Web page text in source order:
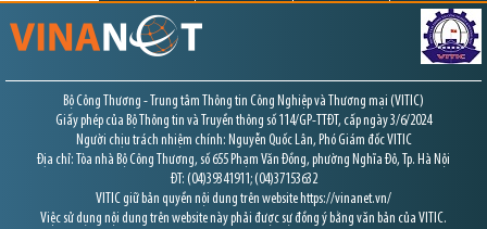
Bộ Công Thương - Trung tâm Thông tin Công Nghiệp và Thương mại (VITIC)
Giấy phép của Bộ Thông tin và Truyền thông số 114/GP-TTĐT, cấp ngày 3/6/2024
Người chịu trách nhiệm chính: Nguyễn Quốc Lân, Phó Giám đốc VITIC
Địa chỉ: Tòa nhà Bộ Công Thương, số 655 Phạm Văn Đồng, phường Nghĩa Đô, Tp. Hà Nội
ĐT: (04)39341911; (04)37153632
VITIC giữ bản quyền nội dung trên website https://vinanet.vn/
Việc sử dụng nội dung trên website này phải được sự đồng ý bằng văn bản của VITIC.